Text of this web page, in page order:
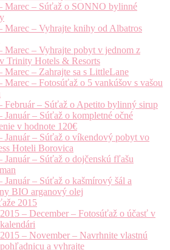
Marec – Súťaž o SONNO bylinné
Marec – Vyhrajte knihy od Albatros
Marec – Vyhrajte pobyt v jednom z
Trinity Hotels & Resorts
Marec – Zahrajte sa s LittleLane
Marec – Fotosúťaž o 5 vankúšov s vašou
Február – Súťaž o Apetito bylinný sirup
Január – Súťaž o kompletné očné
v hodnote 120€
Január – Súťaž o víkendový pobyt vo
Hoteli Borovica
Január – Súťaž o dojčenskú fľašu
Január – Súťaž o kašmírový šál a
BIO arganový olej
2015
2015 – December – Fotosúťaž o účasť v
kalendári
2015 – November – Navrhnite vlastnú
pohľadnicu a vyhrajte